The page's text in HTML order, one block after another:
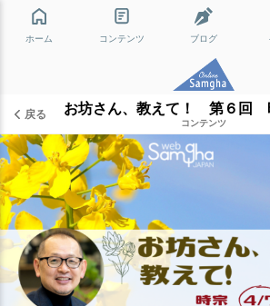
ホーム コンテンツ ブログ
戻る お坊さん、教えて！ 第６回
コンテンツ